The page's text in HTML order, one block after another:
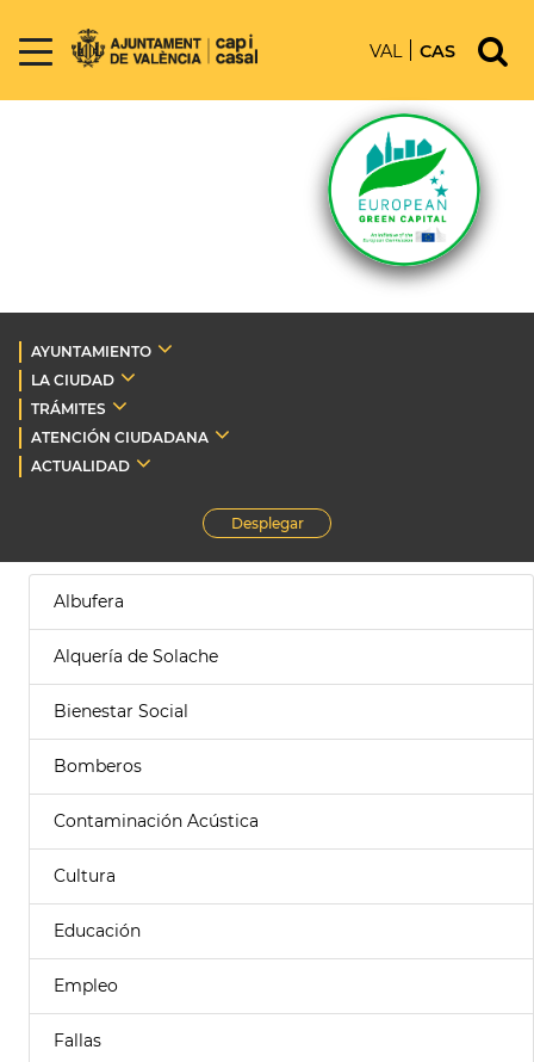
VAL CAS
AYUNTAMIENTO
LA CIUDAD
TRÁMITES
ATENCIÓN CIUDADANA
ACTUALIDAD
Desplegar
Albufera
Alquería de Solache
Bienestar Social
Bomberos
Contaminación Acústica
Cultura
Educación
Empleo
Fallas